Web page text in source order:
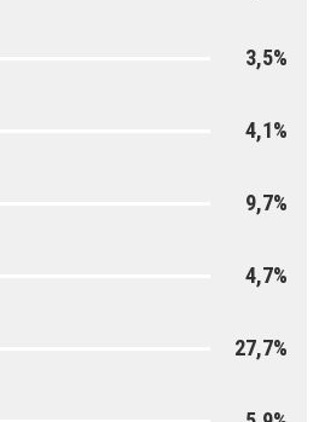
3,5%
4,1%
9,7%
4,7%
27,7%